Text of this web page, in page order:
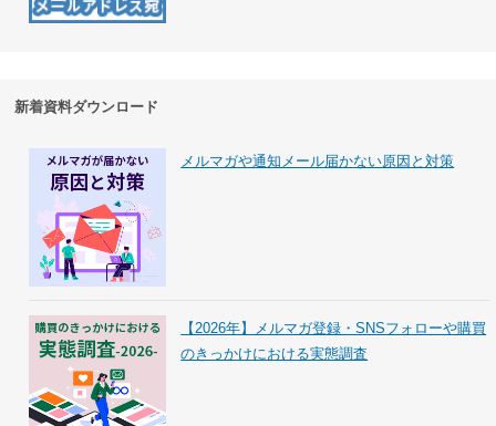
新着資料ダウンロード
メルマガや通知メール届かない原因と対策
【2026年】メルマガ登録・SNSフォローや購買
のきっかけにおける実態調査